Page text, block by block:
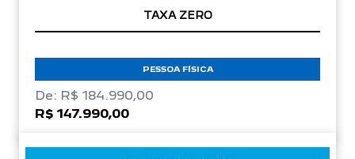
TAXA ZERO
PESSOA FÍSICA
De: R$ 184.990,00
R$ 147.990,00